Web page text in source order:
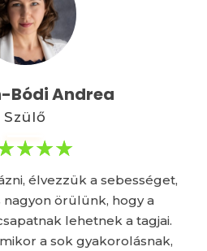
Bódi Andrea
Szülő
élvezzük a sebességet,
nagyon örülünk, hogy a
lehetnek a tagjai.
a sok gyakorolásnak,